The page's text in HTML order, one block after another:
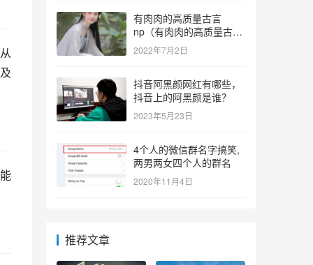
有肉肉的高质量古言
np（有肉肉的高质量古言
np推荐）
2022年7月2日
抖音阿黑颜网红有哪些，
抖音上的阿黑颜是谁？
2023年5月23日
4个人的微信群名字搞笑,
两男两女四个人的群名
2020年11月4日
推荐文章